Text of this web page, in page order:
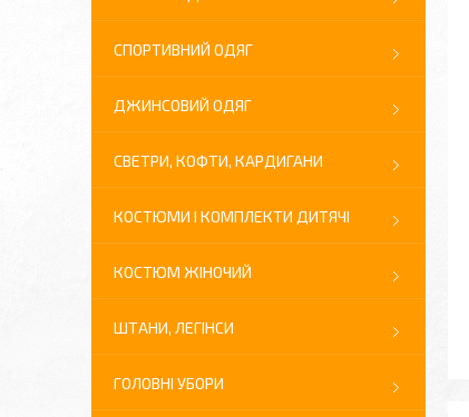
СПОРТИВНИЙ ОДЯГ
ДЖИНСОВИЙ ОДЯГ
СВЕТРИ, КОФТИ, КАРДИГАНИ
КОСТЮМИ І КОМПЛЕКТИ ДИТЯЧІ
КОСТЮМ ЖІНОЧИЙ
ШТАНИ, ЛЕГІНСИ
ГОЛОВНІ УБОРИ